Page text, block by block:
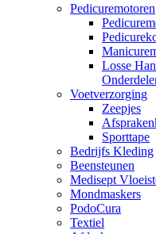
Pedicuremotoren
Losse
Voetverzorging
Zeepjes
Sporttape
Bedrijfs Kleding
Beensteunen
Medisept
Mondmaskers
PodoCura
Textiel